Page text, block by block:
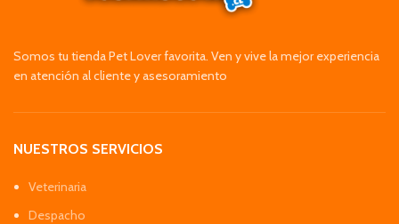
Somos tu tienda Pet Lover favorita. Ven y vive la mejor experiencia
en atención al cliente y asesoramiento
NUESTROS SERVICIOS
Veterinaria
Despacho